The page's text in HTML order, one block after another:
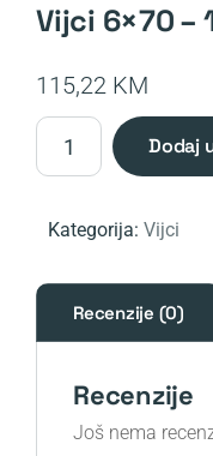
vijci 6×70 –
115,22 KM
Vijci
6x70
1000
količina
dodaj
Kategorija: Vijci
Recenzije (0)
Recenzije
Još nema